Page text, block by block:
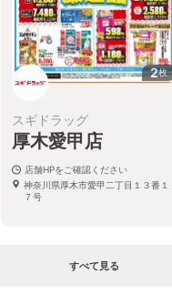
2枚
スギドラッグ
厚木愛甲店
店舗HPをご確認ください
神奈川県厚木市愛甲二丁目１３番１
７号
すべて見る